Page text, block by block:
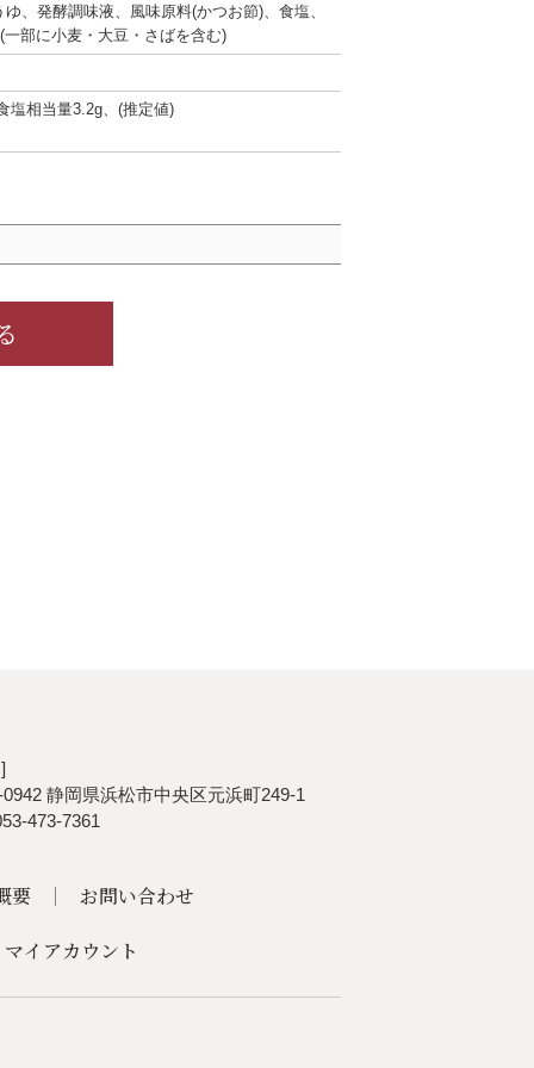
、発酵調味液、風味原料(かつお節)、食塩、
部に小麦・大豆・さばを含む)
塩相当量3.2g、(推定値)
静岡県浜松市中央区元浜町249-1
473-7361
要
お問い合わせ
マイアカウント